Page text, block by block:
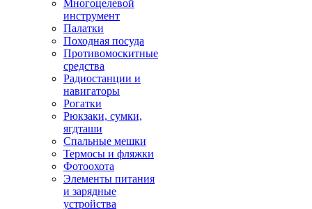
Многоцелевой
инструмент
Палатки
Походная посуда
Противомоскитные
средства
Радиостанции и
навигаторы
Рогатки
Рюкзаки, сумки,
ягдташи
Спальные мешки
Термосы и фляжки
Фотоохота
Элементы питания
и зарядные
устройства